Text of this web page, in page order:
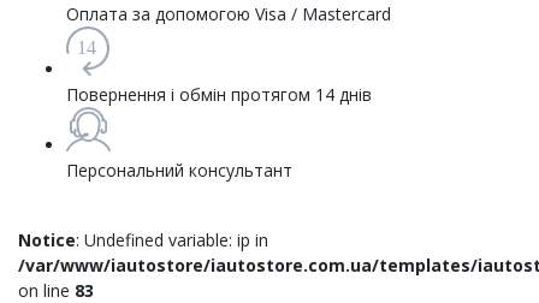
Оплата за допомогою Visa / Mastercard
14
Повернення і обмін протягом 14 днів
Персональний консультант
Notice: Undefined variable: ip in
/var/www/iautostore/iautostore.com.ua/templates/
on line 83